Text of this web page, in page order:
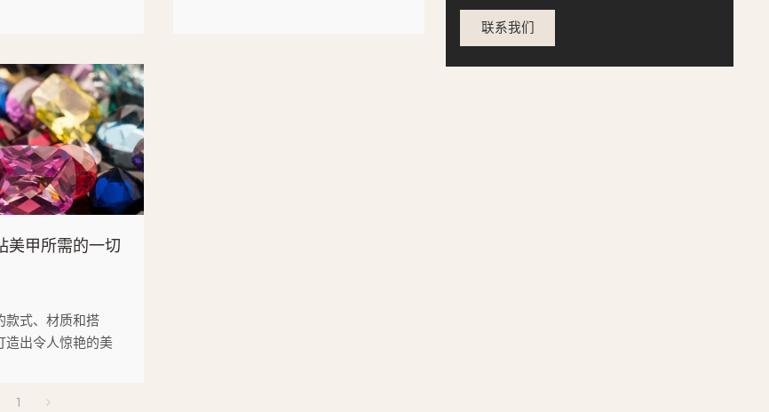
其晶莹剔透的质感
图片说明：优质水
一无二的设计提供
美甲所需的一切
款式、材质和搭
造出令人惊艳的美
1
联系我们